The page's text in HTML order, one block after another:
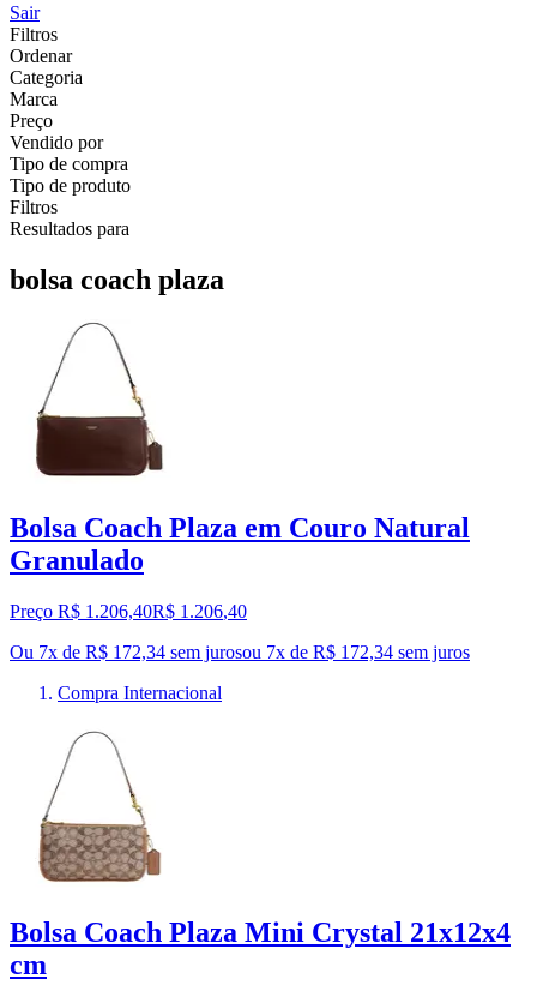
Sair
Filtros
Ordenar
Categoria
Marca
Preço
Vendido por
Tipo de compra
Tipo de produto
Filtros
Resultados para
bolsa coach plaza
Bolsa Coach Plaza em Couro Natural
Granulado
Preço R$ 1.206,40R$ 1.206,40
Ou 7x de R$ 172,34 sem jurosou 7x de R$ 172,34 sem juros
Compra Internacional
Bolsa Coach Plaza Mini Crystal 21x12x4
cm